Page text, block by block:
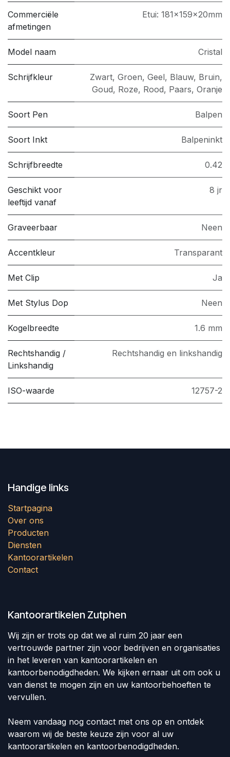
Commerciële
afmetingen
Etui: 181x159x20mm
Model naam Cristal
Schrijfkleur
Zwart, Groen, Geel, Blauw, Bruin,
Goud, Roze, Rood, Paars, Oranje
Soort Pen Balpen
Soort Inkt Balpeninkt
Schrijfbreedte 0.42
Geschikt voor
leeftijd vanaf
8 jr
Graveerbaar Neen
Accentkleur Transparant
Met Clip Ja
Met Stylus Dop Neen
Kogelbreedte 1.6 mm
Rechtshandig /
Linkshandig
Rechtshandig en linkshandig
ISO-waarde 12757-2
Handige links
Startpagina
Over ons
Producten
Diensten
Kantoorartikelen
Contact
Kantoorartikelen Zutphen
Wij zijn er trots op dat we al ruim 20 jaar een
vertrouwde partner zijn voor bedrijven en organisaties
in het leveren van kantoorartikelen en
kantoorbenodigdheden. We kijken ernaar uit om ook u
van dienst te mogen zijn en uw kantoorbehoeften te
vervullen.
Neem vandaag nog contact met ons op en ontdek
waarom wij de beste keuze zijn voor al uw
kantoorartikelen en kantoorbenodigdheden.